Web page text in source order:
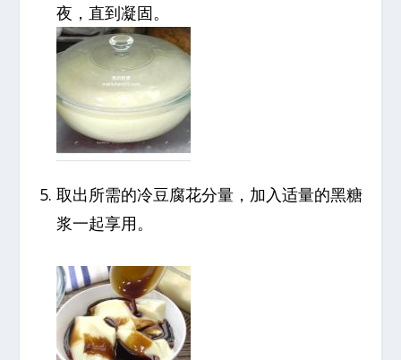
夜，直到凝固。
取出所需的冷豆腐花分量，加入适量的黑糖
浆一起享用。